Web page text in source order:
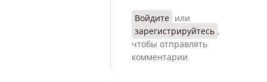
Войдите или
зарегистрируйтесь ,
чтобы отправлять
комментарии